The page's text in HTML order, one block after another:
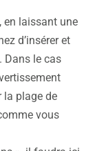
en laissant une
d’insérer et
Dans le cas
la plage de
vous